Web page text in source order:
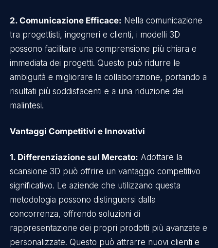
2. Comunicazione Efficace: Nella comunicazione
tra progettisti, ingegneri e clienti, i modelli 3D
possono facilitare una comprensione più chiara e
immediata dei progetti. Questo può ridurre le
ambiguità e migliorare la collaborazione, portando a
risultati più soddisfacenti e a una riduzione dei
malintesi.
Vantaggi Competitivi e Innovativi
1. Differenziazione sul Mercato: Adottare la
scansione 3D può offrire un vantaggio competitivo
significativo. Le aziende che utilizzano questa
metodologia possono distinguersi dalla
concorrenza, offrendo soluzioni di
rappresentazione dei propri prodotti più avanzate e
personalizzate. Questo può attrarre nuovi clienti e